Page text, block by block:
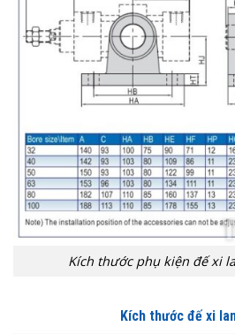
Kích thước phụ kiện đế xi
Kích thước đế xi